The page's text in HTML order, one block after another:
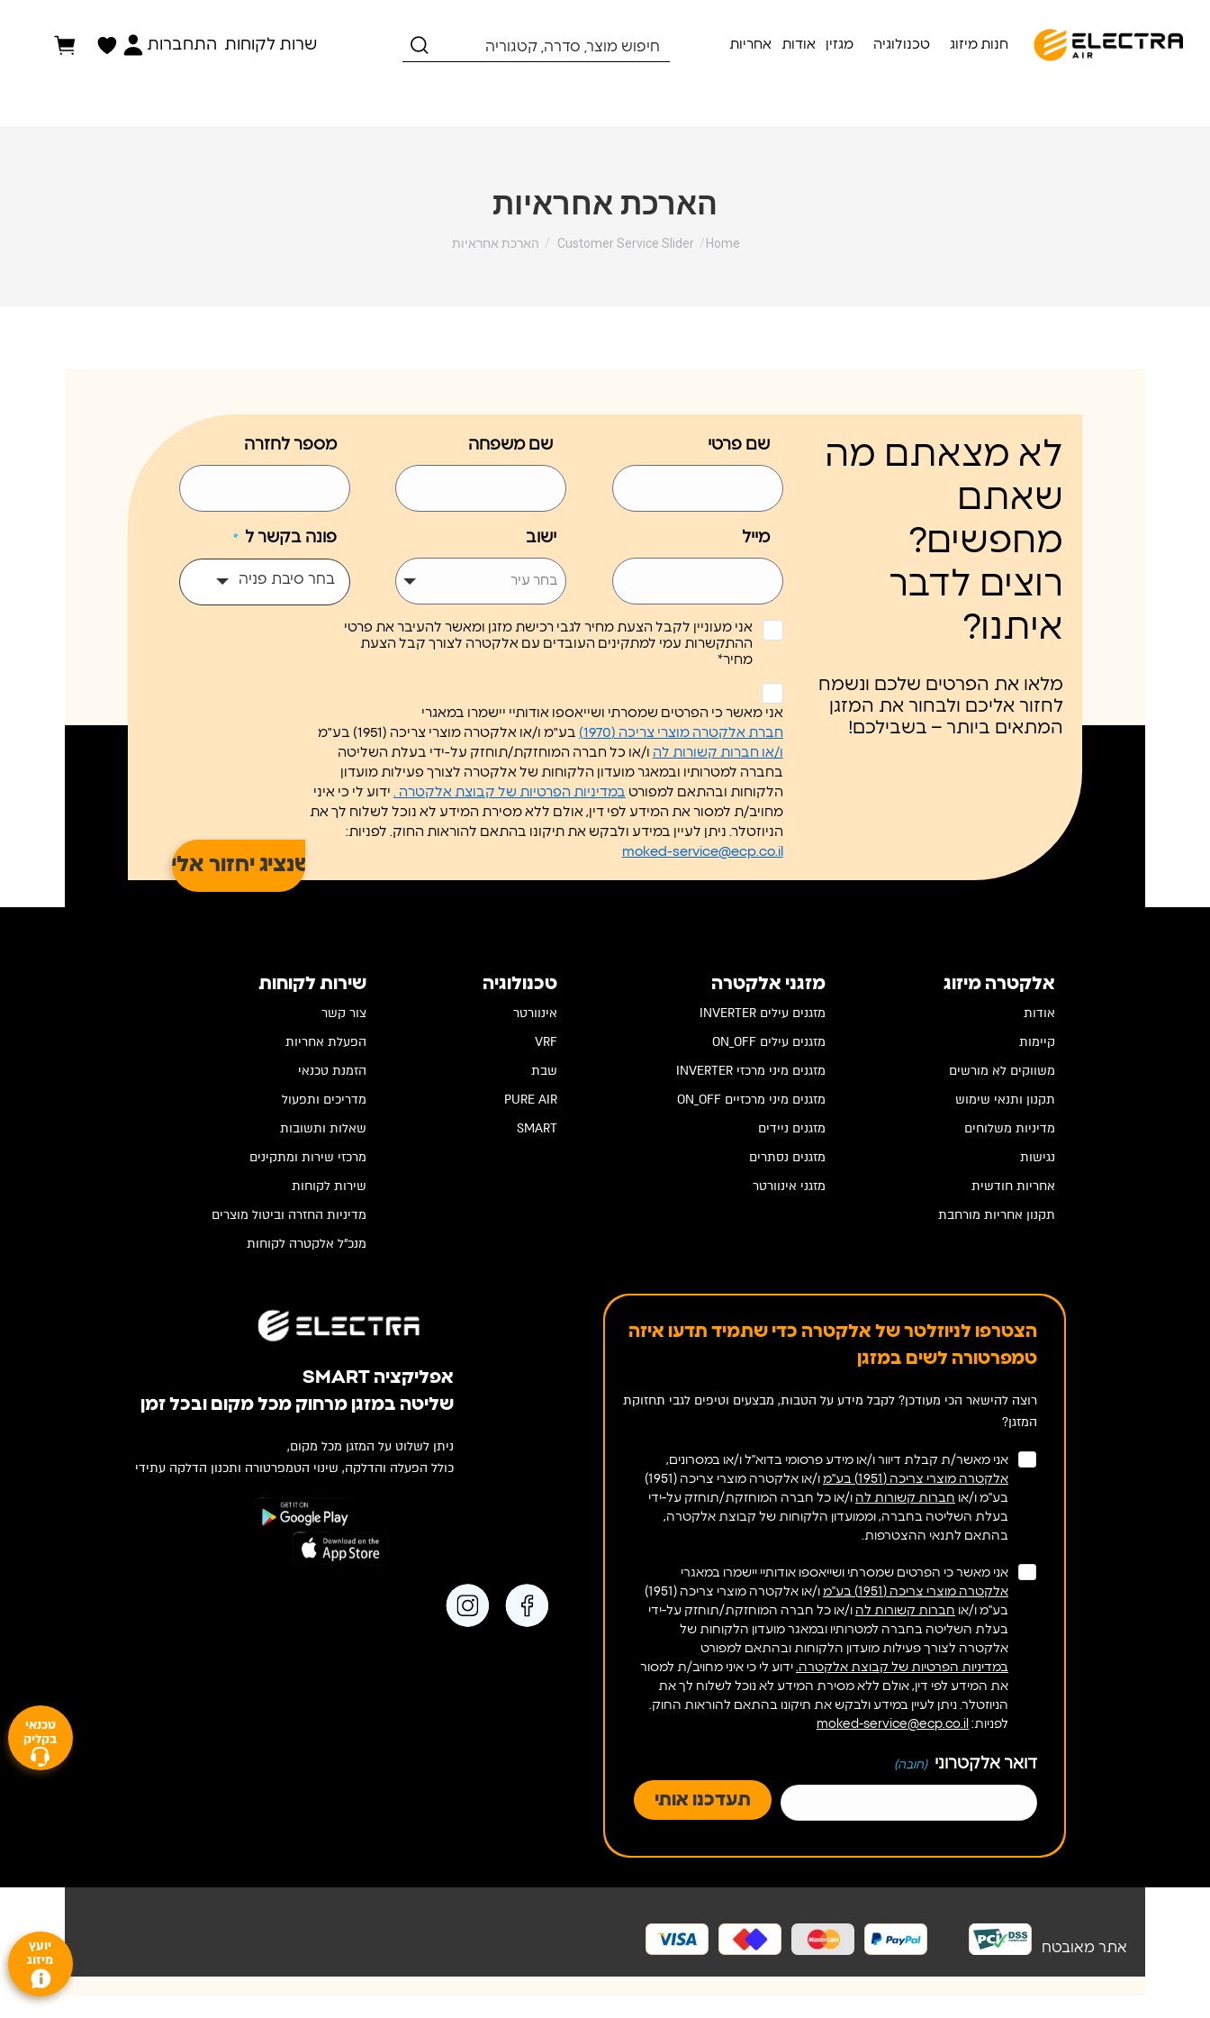
חנות מיזוג טכנולוגיה מגזין אודות אחריות שרות לקוחות התחברות
הארכת אחראיות
Home
Customer Service Slider הארכת אחראיות
לא מצאתם מה
שאתם
מחפשים?
רוצים לדבר
איתנו?
מלאו את הפרטים שלכם ונשמח
לחזור אליכם ולבחור את המזגן
המתאים ביותר – בשבילכם!
שם פרטי שם משפחה מספר לחזרה
מייל ישוב פונה בקשר ל *
בחר סיבת פניה
אני מעוניין לקבל הצעת מחיר לגבי רכישת מזגן ומאשר להעיבר את פרטי
ההתקשרות עמי למתקינים העובדים עם אלקטרה לצורך קבל הצעת
מחיר*
ללא
כותרת
אני מאשר כי הפרטים שמסרתי ושייאספו אודותיי יישמרו במאגרי
חברת אלקטרה מוצרי צריכה (1970)
בע"מ ו/או אלקטרה מוצרי צריכה (1951) בע"מ
ו/או חברות קשורות לה ו/או כל חברה המוחזקת/תוחזק על-ידי בעלת השליטה
בחברה למטרותיו ובמאגר מועדון הלקוחות של אלקטרה לצורך פעילות מועדון
הלקוחות ובהתאם למפורט במדיניות הפרטיות של קבוצת אלקטרה . ידוע לי כי איני
מחויב/ת למסור את המידע לפי דין, אולם ללא מסירת המידע לא נוכל לשלוח לך את
הניוזטלר. ניתן לעיין במידע ולבקש את תיקונו בהתאם להוראות החוק. לפניות:
moked-service@ecp.co.il
אלקטרה מיזוג
אודות
קיימות
משווקים לא מורשים
תקנון ותנאי שימוש
מדיניות משלוחים
נגישות
אחריות חודשית
תקנון אחריות מורחבת
מזגני אלקטרה
מזגנים עילים INVERTER
מזגנים עילים ON_OFF
מזגנים מיני מרכזי INVERTER
מזגנים מיני מרכזיים ON_OFF
מזגנים ניידים
מזגנים נסתרים
מזגני אינוורטר
טכנולוגיה
אינוורטר
VRF
שבת
PURE AIR
SMART
שירות לקוחות
צור קשר
הפעלת אחריות
הזמנת טכנאי
מדריכים ותפעול
שאלות ותשובות
מרכזי שירות ומתקינים
שירות לקוחות
מדיניות החזרה וביטול מוצרים
מנכ"ל אלקטרה לקוחות
הצטרפו לניוזלטר של אלקטרה כדי שתמיד תדעו איזה
טמפרטורה לשים במזגן
רוצה להישאר הכי מעודכן? לקבל מידע על הטבות, מבצעים וטיפים לגבי תחזוקת
המזגן?
אני מאשר/ת קבלת דיוור ו/או מידע פרסומי בדוא"ל ו/או במסרונים,
אלקטרה מוצרי צריכה (1951) בע"מ
ו/או אלקטרה מוצרי צריכה (1951)
בע"מ ו/או חברות קשורות לה ו/או כל חברה המוחזקת/תוחזק על-ידי
בעלת השליטה בחברה, וממועדון הלקוחות של קבוצת אלקטרה,
בהתאם לתנאי ההצטרפות.
אני מאשר כי הפרטים שמסרתי ושייאספו אודותיי יישמרו במאגרי
אלקטרה מוצרי צריכה (1951) בע"מ
ו/או אלקטרה מוצרי צריכה (1951)
בע"מ ו/או חברות קשורות לה ו/או כל חברה המוחזקת/תוחזק על-ידי
בעלת השליטה בחברה למטרותיו ובמאגר מועדון הלקוחות של
אלקטרה לצורך פעילות מועדון הלקוחות ובהתאם למפורט
במדיניות הפרטיות של קבוצת אלקטרה. ידוע לי כי איני מחויב/ת למסור
את המידע לפי דין, אולם ללא מסירת המידע לא נוכל לשלוח לך את
הניוזטלר. ניתן לעיין במידע ולבקש את תיקונו בהתאם להוראות החוק.
לפניות: moked-service@ecp.co.il
דואר אלקטרוני (חובה)
אפליקציה SMART
שליטה במזגן מרחוק מכל מקום ובכל זמן
ניתן לשלוט על המזגן מכל מקום,
כולל הפעלה והדלקה, שינוי הטמפרטורה ותכנון הדלקה עתידי
אתר מאובטח
טכנאי
בקליק
יועץ
מיזוג